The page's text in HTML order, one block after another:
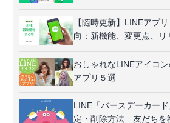
【随時更新】LINEアプ
向：新機能、変更点、リ
おしゃれなLINEアイコ
アプリ５選
LINE「バースデーカー
定・削除方法 友だちを